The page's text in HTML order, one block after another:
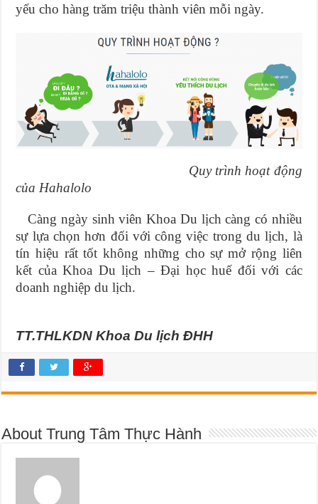
yếu cho hàng trăm triệu thành viên mỗi ngày.
Quy trình hoạt động
của Hahalolo
Càng ngày sinh viên Khoa Du lịch càng có nhiều
sự lựa chọn hơn đối với công việc trong du lịch, là
tín hiệu rất tốt không những cho sự mở rộng liên
kết của Khoa Du lịch – Đại học huế đối với các
doanh nghiệp du lịch.
TT.THLKDN Khoa Du lịch ĐHH
About Trung Tâm Thực Hành